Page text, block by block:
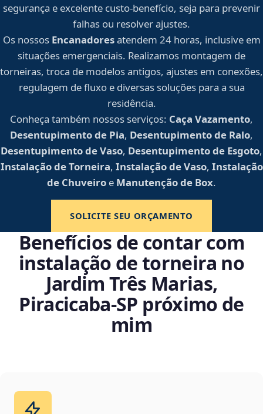
segurança e excelente custo-benefício, seja para prevenir
falhas ou resolver ajustes.
Os nossos Encanadoresatendem 24 horas, inclusive em
situações emergenciais. Realizamos montagem de
torneiras, troca de modelos antigos, ajustes em conexões,
regulagem de fluxo e diversas soluções para a sua
residência.
Conheça também nossos serviços: Caça Vazamento,
Desentupimento de Pia, Desentupimento de Ralo,
Desentupimento de Vaso, Desentupimento de Esgoto,
Instalação de Torneira, Instalação de Vaso, Instalação
de Chuveiro e Manutenção de Box.
SOLICITE SEU ORÇAMENTO
Benefícios de contar com
instalação de torneira no
Jardim Três Marias,
Piracicaba‑SP próximo de
mim